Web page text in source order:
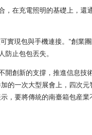
在充電照明的基礎上，還
現包與手機連接。”創業
止包包丟失。
創新的支撐，推進信息技
的一次大型展會上，四次
，要將傳統的南臺箱包産